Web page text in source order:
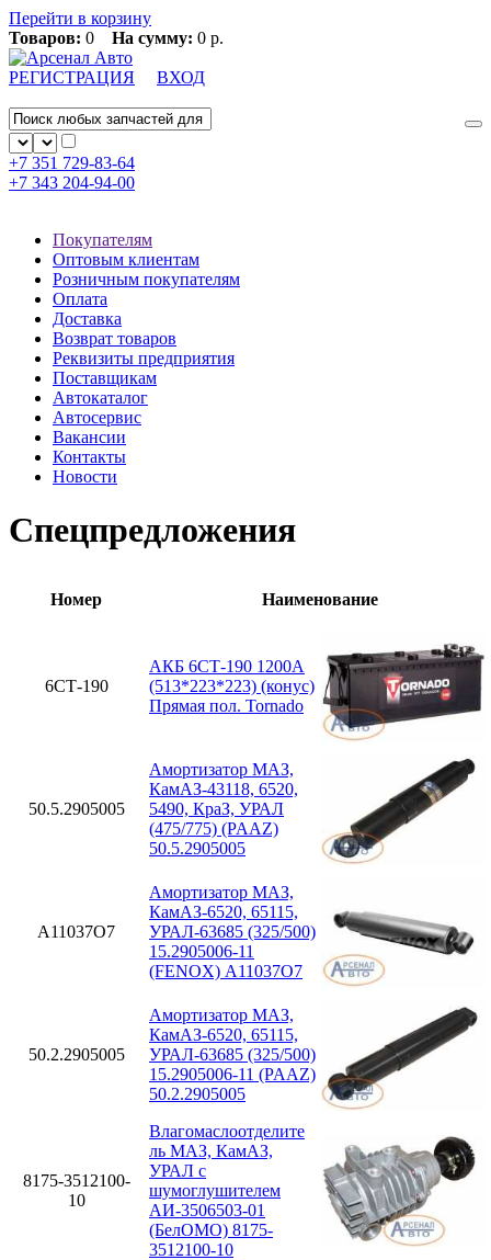
Перейти в корзину
Товаров: 0 На сумму: 0 р.
РЕГИСТРАЦИЯ ВХОД
+7 351 729-83-64
+7 343 204-94-00
Покупателям
Оптовым клиентам
Розничным покупателям
Оплата
Доставка
Возврат товаров
Реквизиты предприятия
Поставщикам
Автокаталог
Автосервис
Вакансии
Контакты
Новости
Спецпредложения
Номер Наименование
6СТ-190
АКБ 6СТ-190 1200А
(513*223*223) (конус)
Прямая пол. Tornado
50.5.2905005
Амортизатор МАЗ,
КамАЗ-43118, 6520,
5490, КраЗ, УРАЛ
(475/775) (PAAZ)
50.5.2905005
A11037O7
Амортизатор МАЗ,
КамАЗ-6520, 65115,
УРАЛ-63685 (325/500)
15.2905006-11
(FENOX) A11037O7
50.2.2905005
Амортизатор МАЗ,
КамАЗ-6520, 65115,
УРАЛ-63685 (325/500)
15.2905006-11 (PAAZ)
50.2.2905005
8175-3512100-
10
Влагомаслоотделите
ль МАЗ, КамАЗ,
УРАЛ с
шумоглушителем
АИ-3506503-01
(БелОМО) 8175-
3512100-10